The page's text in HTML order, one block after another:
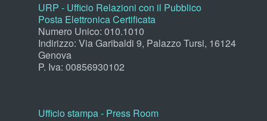
URP - Ufficio Relazioni con il Pubblico
Posta Elettronica Certificata
Numero Unico: 010.1010
Indirizzo: Via Garibaldi 9, Palazzo Tursi, 16124
Genova
P. Iva: 00856930102
Ufficio stampa - Press Room